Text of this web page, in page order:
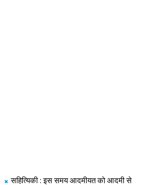
सहित्यिकी : इस समय आदमीयत को आदमी से